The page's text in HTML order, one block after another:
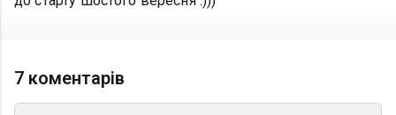
7 коментарів